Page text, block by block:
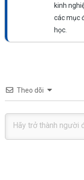
kinh
các mục
học.
Theo dõi